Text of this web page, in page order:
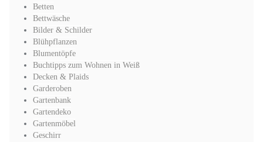
Betten
Bettwäsche
Bilder & Schilder
Blühpflanzen
Blumentöpfe
Buchtipps zum Wohnen in Weiß
Decken & Plaids
Garderoben
Gartenbank
Gartendeko
Gartenmöbel
Geschirr